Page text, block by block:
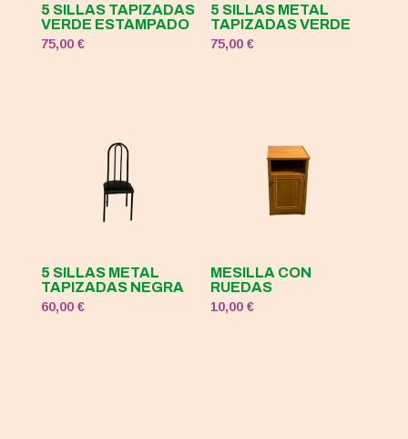
5 SILLAS TAPIZADAS
VERDE ESTAMPADO
75,00 €
5 SILLAS METAL
TAPIZADAS VERDE
75,00€
5 SILLAS METAL
TAPIZADAS NEGRA
60,00 €
MESILLA CON
RUEDAS
10,00€